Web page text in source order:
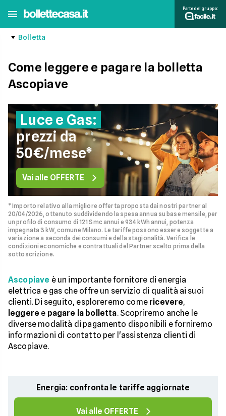
Parte del gruppo:
Bolletta
Come leggere e pagare la bolletta
Ascopiave
Luce e Gas:
prezzi da
50€/mese*
Vai alle OFFERTE
* Importo relativo alla migliore offerta proposta dai nostri partner al
20/04/2026, ottenuto suddividendo la spesa annua su base mensile, per
un profilo di consumo di 121 Smc annui e 934 kWh annui, potenza
impegnata 3 kW, comune Milano. Le tariffe possono essere soggette a
variazione a seconda dei consumi e della stagionalità. Verifica le
condizioni economiche e contrattuali del Partner scelto prima della
sottoscrizione.
Ascopiave è un importante fornitore di energia
elettrica e gas che offre un servizio di qualità ai suoi
clienti. Di seguito, esploreremo come ricevere,
leggere e pagare la bolletta. Scopriremo anche le
diverse modalità di pagamento disponibili e forniremo
informazioni di contatto per l'assistenza clienti di
Ascopiave.
Energia: confronta le tariffe aggiornate
Vai alle OFFERTE